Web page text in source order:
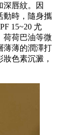
深唇紋。因
動時，隨身攜
15~20 尤
荷荷巴油等微
薄薄的潤澤打
色素沉澱，